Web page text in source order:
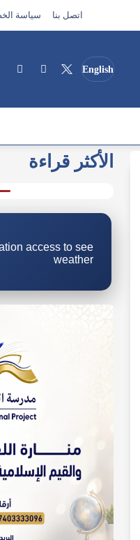
اتصل بنا سياسة
English
الأكثر قراءة
access to see
weather